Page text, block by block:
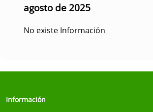
agosto de 2025
No existe Información
Información